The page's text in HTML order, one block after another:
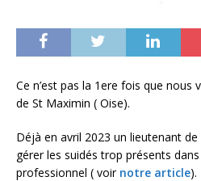
Ce n’est pas la 1ere fois que nous
de St Maximin ( Oise).
Déjà en avril 2023 un lieutenant
gérer les suidés trop présents dans
professionnel ( voir notre article